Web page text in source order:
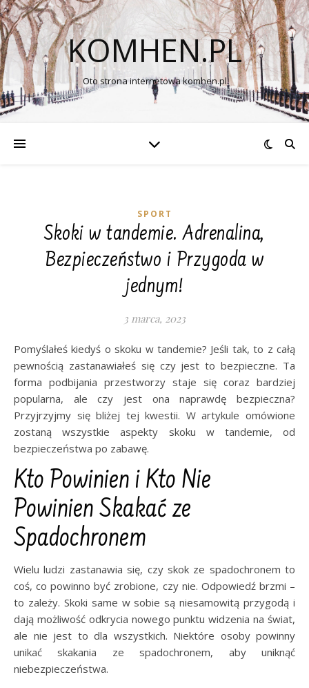
KOMHEN.PL
Oto strona internetowa komhen.pl
SPORT
Skoki w tandemie. Adrenalina,
Bezpieczeństwo i Przygoda w
jednym!
3 marca, 2023
Pomyślałeś kiedyś o skoku w tandemie? Jeśli tak, to z całą
pewnością zastanawiałeś się czy jest to bezpieczne. Ta
forma podbijania przestworzy staje się coraz bardziej
popularna, ale czy jest ona naprawdę bezpieczna?
Przyjrzyjmy się bliżej tej kwestii. W artykule omówione
zostaną wszystkie aspekty skoku w tandemie, od
bezpieczeństwa po zabawę.
Kto Powinien i Kto Nie
Powinien Skakać ze
Spadochronem
Wielu ludzi zastanawia się, czy skok ze spadochronem to
coś, co powinno być zrobione, czy nie. Odpowiedź brzmi –
to zależy. Skoki same w sobie są niesamowitą przygodą i
dają możliwość odkrycia nowego punktu widzenia na świat,
ale nie jest to dla wszystkich. Niektóre osoby powinny
unikać skakania ze spadochronem, aby uniknąć
niebezpieczeństwa.